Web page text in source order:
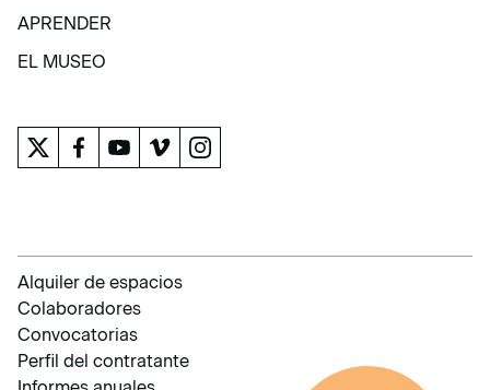
COLECCIÓN
APRENDER
APRENDER
EL MUSEO
Alquiler de espacios
Colaboradores
Convocatorias
Perfil del contratante